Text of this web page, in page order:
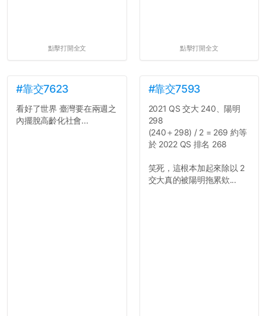
點擊打開全文 點擊打開全文
#靠交7623
看好了世界 臺灣要在兩週之
內擺脫高齡化社會...
#靠交7593
2021 QS 交大 240、陽明
298
(240＋298) / 2 = 269 約等
於 2022 QS 排名 268
笑死，這根本加起來除以 2
交大真的被陽明拖累欸...